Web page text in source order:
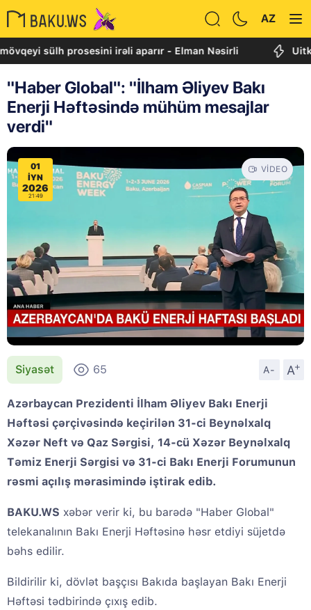
AZ
sülh prosesini irəli aparır - Elman Nəsirli Uitkoff:
"Haber Global": "İlham Əliyev Bakı
Enerji Həftəsində mühüm mesajlar
verdi"
01
IYN
2026
21:49
VIDEO
Siyasət 65 A- A
+
Azərbaycan Prezidenti İlham Əliyev Bakı Enerji
Həftəsi çərçivəsində keçirilən 31-ci Beynəlxalq
Xəzər Neft və Qaz Sərgisi, 14-cü Xəzər Beynəlxalq
Təmiz Enerji Sərgisi və 31-ci Bakı Enerji Forumunun
rəsmi açılış mərasimində iştirak edib.
BAKU.WS xəbər verir ki, bu barədə "Haber Global"
telekanalının Bakı Enerji Həftəsinə həsr etdiyi süjetdə
bəhs edilir.
Bildirilir ki, dövlət başçısı Bakıda başlayan Bakı Enerji
Həftəsi tədbirində çıxış edib.